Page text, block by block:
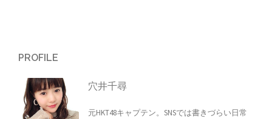
PROFILE
穴井千尋
元HKT48キャプテン。SNSでは書きづらい日常